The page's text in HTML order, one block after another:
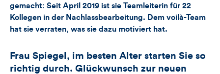
Kommentare
dieses
Artikels
gemacht: Seit April 2019 ist sie Teamleiterin für 22
Kollegen in der Nachlassbearbeitung. Dem voilà-Team
hat sie verraten, was sie dazu motiviert hat.
Frau Spiegel, im besten Alter starten Sie so
richtig durch. Glückwunsch zur neuen